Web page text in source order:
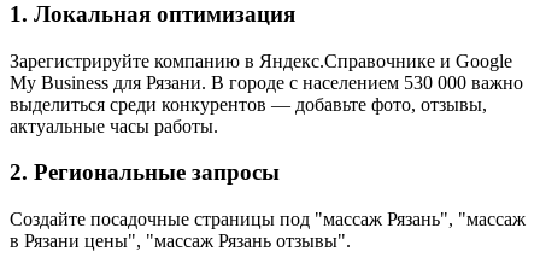
1. Локальная оптимизация
Зарегистрируйте компанию в Яндекс.Справочнике и Google
My Business для Рязани. В городе с населением 530 000 важно
выделиться среди конкурентов — добавьте фото, отзывы,
актуальные часы работы.
2. Региональные запросы
Создайте посадочные страницы под "массаж Рязань", "массаж
в Рязани цены", "массаж Рязань отзывы".